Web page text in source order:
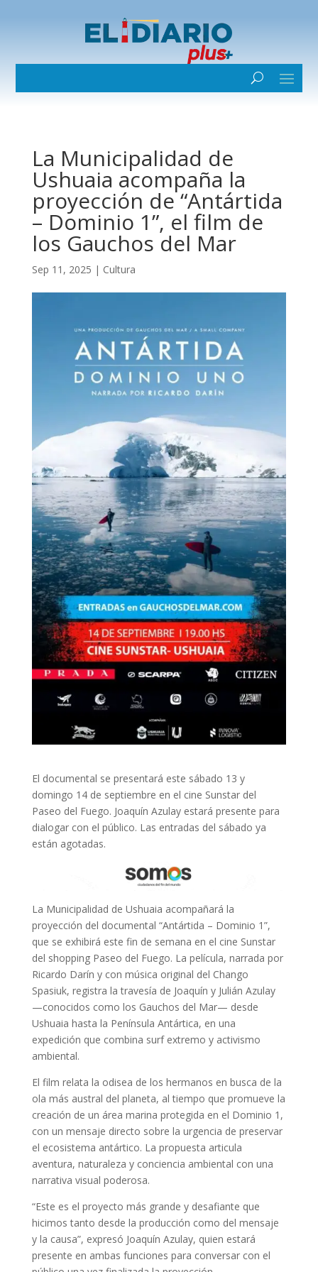
La Municipalidad de
Ushuaia acompaña la
proyección de “Antártida
– Dominio 1”, el film de
los Gauchos del Mar
Sep 11, 2025 | Cultura
El documental se presentará este sábado 13 y
domingo 14 de septiembre en el cine Sunstar del
Paseo del Fuego. Joaquín Azulay estará presente para
dialogar con el público. Las entradas del sábado ya
están agotadas.
La Municipalidad de Ushuaia acompañará la
proyección del documental “Antártida – Dominio 1”,
que se exhibirá este fin de semana en el cine Sunstar
del shopping Paseo del Fuego. La película, narrada por
Ricardo Darín y con música original del Chango
Spasiuk, registra la travesía de Joaquín y Julián Azulay
—conocidos como los Gauchos del Mar— desde
Ushuaia hasta la Península Antártica, en una
expedición que combina surf extremo y activismo
ambiental.
El film relata la odisea de los hermanos en busca de la
ola más austral del planeta, al tiempo que promueve la
creación de un área marina protegida en el Dominio 1,
con un mensaje directo sobre la urgencia de preservar
el ecosistema antártico. La propuesta articula
aventura, naturaleza y conciencia ambiental con una
narrativa visual poderosa.
“Este es el proyecto más grande y desafiante que
hicimos tanto desde la producción como del mensaje
y la causa”, expresó Joaquín Azulay, quien estará
presente en ambas funciones para conversar con el